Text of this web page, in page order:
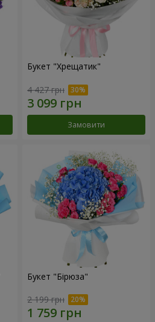
Букет "Хрещатик"
4 427 грн
Замовити
Букет "Бірюза"
2 199 грн